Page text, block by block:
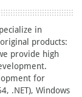
in
products:
provide high
for
.NET), Windows